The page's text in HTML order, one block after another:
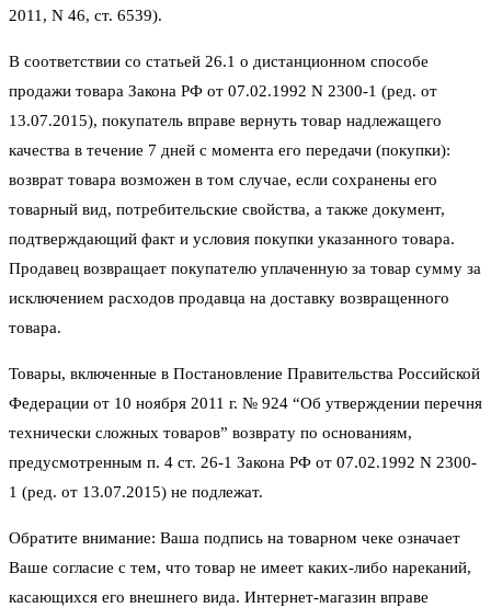
2011, N 46, ст. 6539).
В соответствии со статьей 26.1 о дистанционном способе
продажи товара Закона РФ от 07.02.1992 N 2300-1 (ред. от
13.07.2015), покупатель вправе вернуть товар надлежащего
качества в течение 7 дней с момента его передачи (покупки):
возврат товара возможен в том случае, если сохранены его
товарный вид, потребительские свойства, а также документ,
подтверждающий факт и условия покупки указанного товара.
Продавец возвращает покупателю уплаченную за товар сумму за
исключением расходов продавца на доставку возвращенного
товара.
Товары, включенные в Постановление Правительства Российской
Федерации от 10 ноября 2011 г. № 924 “Об утверждении перечня
технически сложных товаров” возврату по основаниям,
предусмотренным п. 4 ст. 26-1 Закона РФ от 07.02.1992 N 2300-
1 (ред. от 13.07.2015) не подлежат.
Обратите внимание: Ваша подпись на товарном чеке означает
Ваше согласие с тем, что товар не имеет каких-либо нареканий,
касающихся его внешнего вида. Интернет-магазин вправе